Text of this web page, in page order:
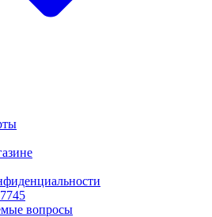
вопросы